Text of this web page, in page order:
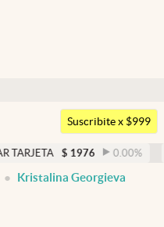
Argentina
Suscribite x $999
1976 0.00% DÓLAR MEP
Kristalina Georgieva